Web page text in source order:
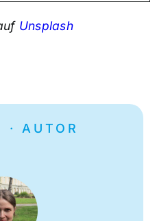
Unsplash
· AUTOR